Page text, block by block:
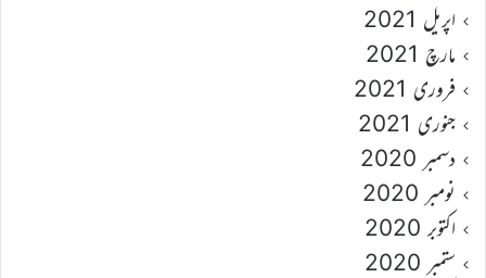
اپریل 2021
مارچ 2021
فروری 2021
جنوری 2021
دسمبر 2020
نومبر 2020
اکتوبر 2020
ستمبر 2020